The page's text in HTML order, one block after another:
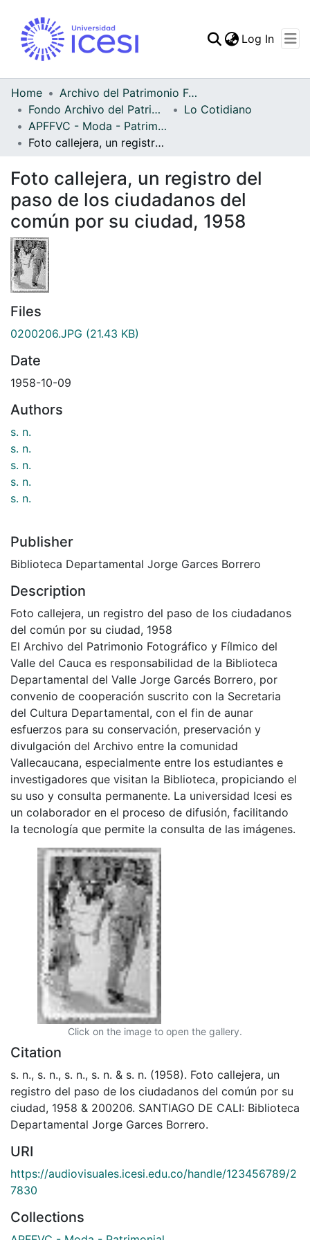
Statistics
Log In
Home
Archivo del Patrimonio Fotográfico y Fílmico del Valle del Cauca
Fondo Archivo del Patrimonio Fotográfico y Fílmico del Valle del Cauca
Lo Cotidiano
APFFVC - Moda - Patrimonial
Foto callejera, un registro del paso de los ciudadanos del común por su ciudad, 1958
Foto callejera, un registro del
paso de los ciudadanos del
común por su ciudad, 1958
Files
0200206.JPG (21.43 KB)
Date
1958-10-09
Authors
s. n.
s. n.
s. n.
s. n.
s. n.
Publisher
Biblioteca Departamental Jorge Garces Borrero
Description
Foto callejera, un registro del paso de los ciudadanos
del común por su ciudad, 1958
El Archivo del Patrimonio Fotográfico y Fílmico del
Valle del Cauca es responsabilidad de la Biblioteca
Departamental del Valle Jorge Garcés Borrero, por
convenio de cooperación suscrito con la Secretaria
del Cultura Departamental, con el fin de aunar
esfuerzos para su conservación, preservación y
divulgación del Archivo entre la comunidad
Vallecaucana, especialmente entre los estudiantes e
investigadores que visitan la Biblioteca, propiciando el
su uso y consulta permanente. La universidad Icesi es
un colaborador en el proceso de difusión, facilitando
la tecnología que permite la consulta de las imágenes.
Click on the image to open the gallery.
Citation
s. n., s. n., s. n., s. n. & s. n. (1958). Foto callejera, un
registro del paso de los ciudadanos del común por su
ciudad, 1958 & 200206. SANTIAGO DE CALI: Biblioteca
Departamental Jorge Garces Borrero.
URI
https://audiovisuales.icesi.edu.co/handle/123456789/2
7830
Collections